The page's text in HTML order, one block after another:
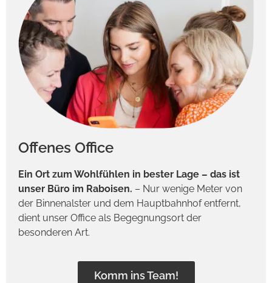
Offenes Office
Ein Ort zum Wohlfühlen in bester Lage – das ist
unser Büro im Raboisen. – Nur wenige Meter von
der Binnenalster und dem Hauptbahnhof entfernt,
dient unser Office als Begegnungsort der
besonderen Art.
Komm ins Team!